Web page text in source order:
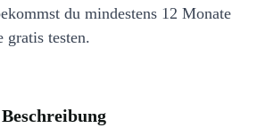
du mindestens 12 Monate
gratis testen.